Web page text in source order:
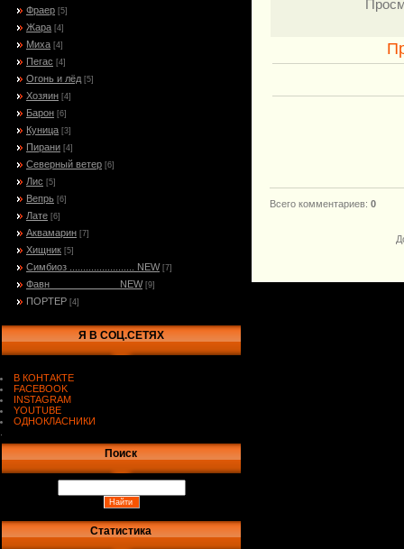
Фраер [5]
Жара [4]
Миха [4]
Пегас [4]
Огонь и лёд [5]
Хозяин [4]
Барон [6]
Куница [3]
Пирани [4]
Северный ветер [6]
Лис [5]
Вепрь [6]
Лате [6]
Аквамарин [7]
Хищник [5]
Симбиоз ........................ NEW [7]
Фавн_____________NEW [9]
ПОРТЕР [4]
Я В СОЦ.СЕТЯХ
В КОНТАКТЕ
FACEBOOK
INSTAGRAM
YOUTUBE
ОДНОКЛАСНИКИ
Поиск
Статистика
Всего комментариев: 0